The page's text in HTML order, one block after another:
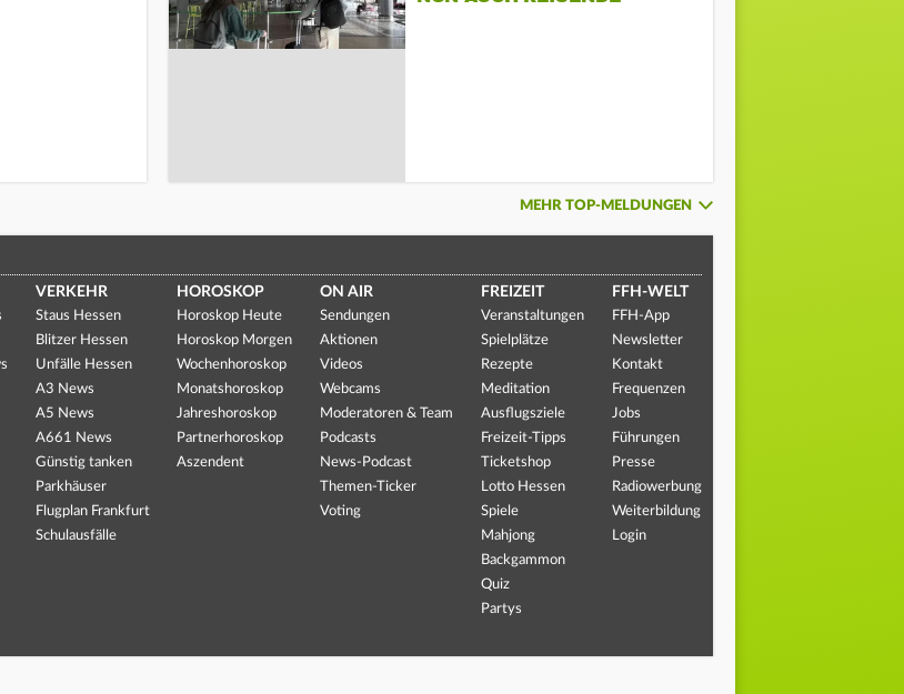
MEHR TOP-MELDUNGEN
VERKEHR
Staus Hessen
Blitzer Hessen
Unfälle Hessen
A3 News
A5 News
A661 News
Günstig tanken
Parkhäuser
Flugplan Frankfurt
Schulausfälle
HOROSKOP
Horoskop Heute
Horoskop Morgen
Wochenhoroskop
Monatshoroskop
Jahreshoroskop
Partnerhoroskop
Aszendent
ON AIR
Sendungen
Aktionen
Videos
Webcams
Moderatoren & Team
Podcasts
News-Podcast
Themen-Ticker
Voting
FREIZEIT
Veranstaltungen
Spielplätze
Rezepte
Meditation
Ausflugsziele
Freizeit-Tipps
Ticketshop
Lotto Hessen
Spiele
Mahjong
Backgammon
Quiz
Partys
FFH-WELT
FFH-App
Newsletter
Kontakt
Frequenzen
Jobs
Führungen
Presse
Radiowerbung
Weiterbildung
Login